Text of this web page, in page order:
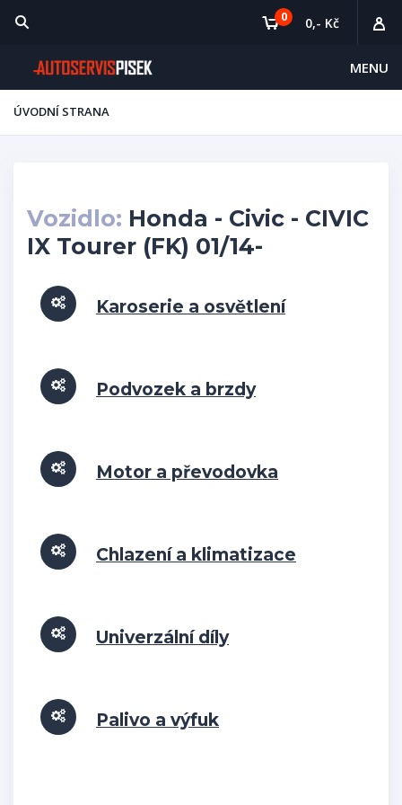
MENU
0 0,- Kč
ÚVODNÍ STRANA
Vozidlo: Honda - Civic - CIVIC
IX Tourer (FK) 01/14-
Karoserie a osvětlení
Podvozek a brzdy
Motor a převodovka
Chlazení a klimatizace
Univerzální díly
Palivo a výfuk